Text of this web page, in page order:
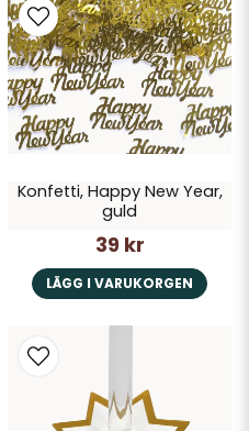
Konfetti, Happy New Year,
guld
39 kr
LÄGG I VARUKORGEN